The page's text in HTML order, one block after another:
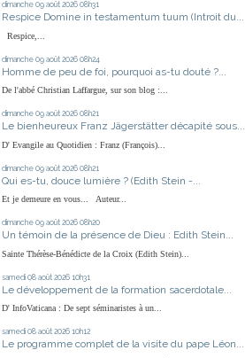
dimanche 09 août 2026 08h31
Respice Domine in testamentum tuum (Introit du...
Respice,...
dimanche 09 août 2026 08h24
Homme de peu de foi, pourquoi as-tu douté ?...
De l'abbé Christian Laffargue, sur son blog :...
dimanche 09 août 2026 08h21
Le bienheureux Franz Jägerstätter décapité sous...
D' Evangile au Quotidien : Franz (François)...
dimanche 09 août 2026 08h21
Qui es-tu, douce lumière ? (Edith Stein -...
Et je demeure en vous... Auteur...
dimanche 09 août 2026 08h20
Un témoin de la présence de Dieu : Edith Stein...
Sainte Thérèse-Bénédicte de la Croix (Edith Stein)...
samedi 08 août 2026 10h31
Le développement de la formation sacerdotale...
D' InfoVaticana : De sept séminaristes à un...
samedi 08 août 2026 10h12
Le programme complet de la visite du pape Léon...